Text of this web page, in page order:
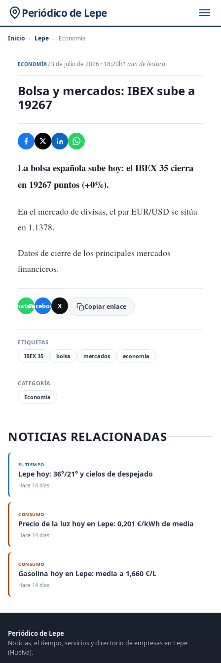
Periódico de Lepe
Inicio › Lepe › Economía
ECONOMÍA23 de julio de 2026 · 18:20h1 min de lectura
Bolsa y mercados: IBEX sube a
19267
La bolsa española sube hoy: el IBEX 35 cierra
en 19267puntos (+0%).
En el mercado de divisas, el par EUR/USD se sitúa
en 1.1378.
Datos de cierre de los principales mercados
financieros.
WhatsApp
Facebook X Copiar enlace
ETIQUETAS
IBEX 35
bolsa mercados economía
CATEGORÍA
Economía
NOTICIAS RELACIONADAS
EL TIEMPO
Lepe hoy: 36°/21° y cielos de despejado
Hace 14 días
CONSUMO
Precio de la luz hoy en Lepe: 0,201 €/kWh de media
Hace 14 días
CONSUMO
Gasolina hoy en Lepe: media a 1,660 €/L
Hace 14 días
Periódico de Lepe
Noticias, el tiempo, servicios y directorio de empresas en Lepe
(Huelva).